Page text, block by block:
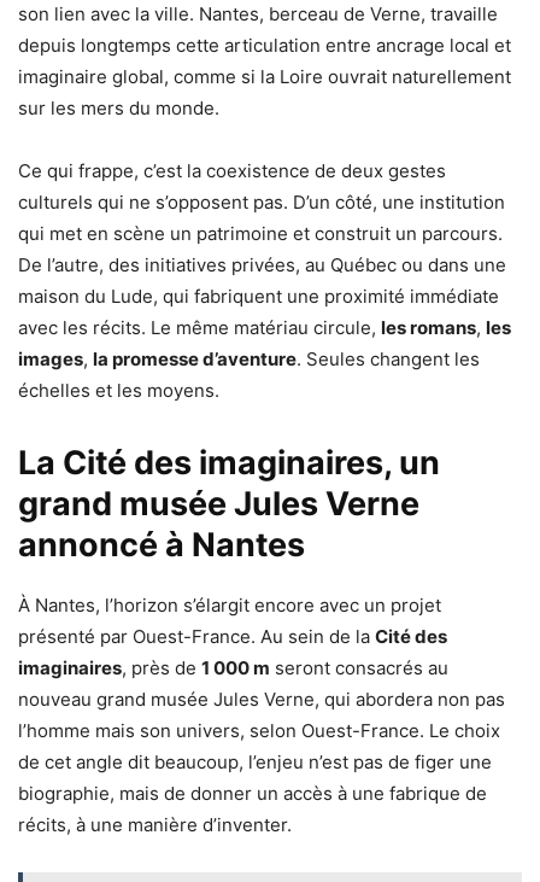
son lien avec la ville. Nantes, berceau de Verne, travaille
depuis longtemps cette articulation entre ancrage local et
imaginaire global, comme si la Loire ouvrait naturellement
sur les mers du monde.
Ce qui frappe, c’est la coexistence de deux gestes
culturels qui ne s’opposent pas. D’un côté, une institution
qui met en scène un patrimoine et construit un parcours.
De l’autre, des initiatives privées, au Québec ou dans une
maison du Lude, qui fabriquent une proximité immédiate
avec les récits. Le même matériau circule, les romans, les
images, la promesse d’aventure. Seules changent les
échelles et les moyens.
La Cité des imaginaires, un
grand musée Jules Verne
annoncé à Nantes
À Nantes, l’horizon s’élargit encore avec un projet
présenté par Ouest-France. Au sein de la Cité des
imaginaires, près de 1 000 m seront consacrés au
nouveau grand musée Jules Verne, qui abordera non pas
l’homme mais son univers, selon Ouest-France. Le choix
de cet angle dit beaucoup, l’enjeu n’est pas de figer une
biographie, mais de donner un accès à une fabrique de
récits, à une manière d’inventer.